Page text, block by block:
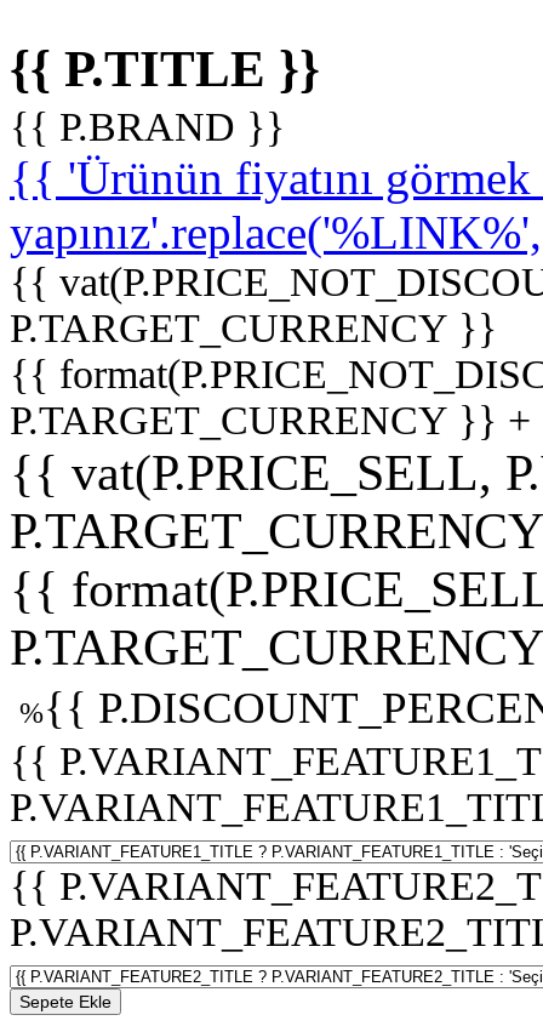
{{ P.TITLE }}
{{ P.BRAND }}
{{ 'Ürünün fiyatını
{{
P.TARGET_CURRENCY }}
{{
P.TARGET_CURRENCY }}
{{ vat(P.PRICE_SELL,
{{
%{{
{{
{{
Sepete Ekle